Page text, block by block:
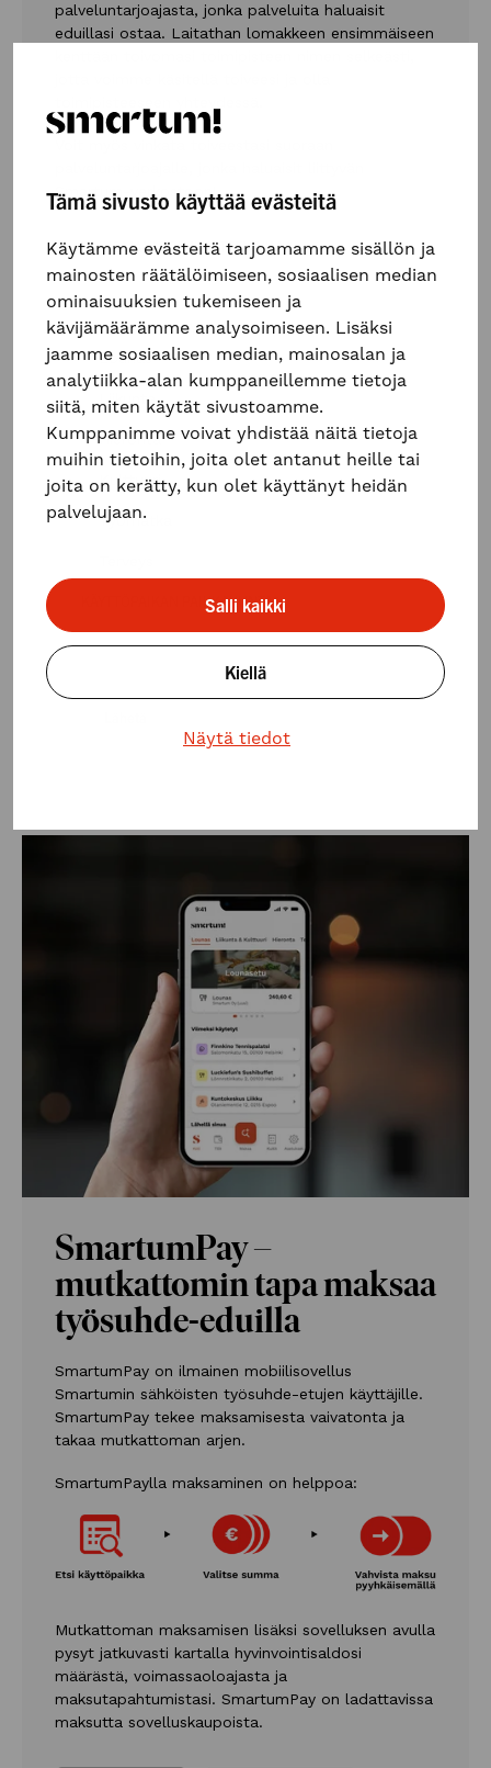
Tämä sivusto käyttää evästeitä
Käytämme evästeitä tarjoamamme sisällön ja
mainosten räätälöimiseen, sosiaalisen median
ominaisuuksien tukemiseen ja
kävijämäärämme analysoimiseen. Lisäksi
jaamme sosiaalisen median, mainosalan ja
analytiikka-alan kumppaneillemme tietoja
siitä, miten käytät sivustoamme.
Kumppanimme voivat yhdistää näitä tietoja
muihin tietoihin, joita olet antanut heille tai
joita on kerätty, kun olet käyttänyt heidän
palvelujaan.
Salli kaikki
Kiellä
Näytä tiedot
palveluntarjoajasta, jonka palveluita haluaisit
eduillasi ostaa. Laitathan lomakkeen ensimmäiseen
Smartum-verkostoon!
TOIVOMANI TOIMIPISTEEN NIMI*
KÄYTTÖPAIKAN TYYPPI*
Lounas
Liikunta
Hieronta
Kulttuuri
Työmatka
KÄYTTÖPAIKAN PAIKKAKUNTA*
SmartumPay –
mutkattomin tapa maksaa
työsuhde-eduilla
SmartumPay on ilmainen mobiilisovellus
Smartumin sähköisten työsuhde-etujen käyttäjille.
SmartumPay tekee maksamisesta vaivatonta ja
takaa mutkattoman arjen.
SmartumPaylla maksaminen on helppoa:
Mutkattoman maksamisen lisäksi sovelluksen avulla
pysyt jatkuvasti kartalla hyvinvointisaldosi
määrästä, voimassaoloajasta ja
maksutapahtumistasi. SmartumPay on ladattavissa
maksutta sovelluskaupoista.